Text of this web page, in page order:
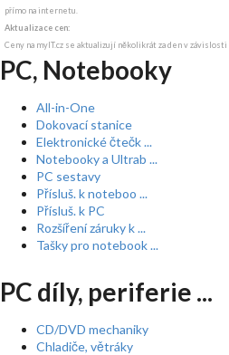
přímo na internetu.
Aktualizace cen:
Ceny na myIT.cz se aktualizují několikrát za den v
PC, Notebooky
All-in-One
Dokovací stanice
Elektronické čtečk ...
Notebooky a Ultrab ...
PC sestavy
Přísluš. k noteboo ...
Přísluš. k PC
Rozšíření záruky k ...
Tašky pro notebook ...
PC díly, periferie ...
CD/DVD mechaniky
Chladiče, větráky